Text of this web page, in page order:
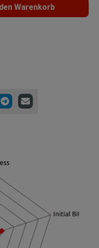
den Warenkorb